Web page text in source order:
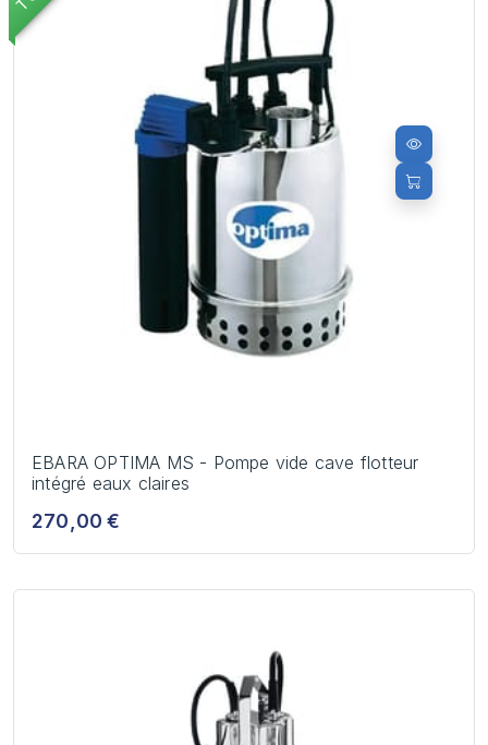
EBARA OPTIMA MS - Pompe vide cave flotteur
intégré eaux claires
270,00 €